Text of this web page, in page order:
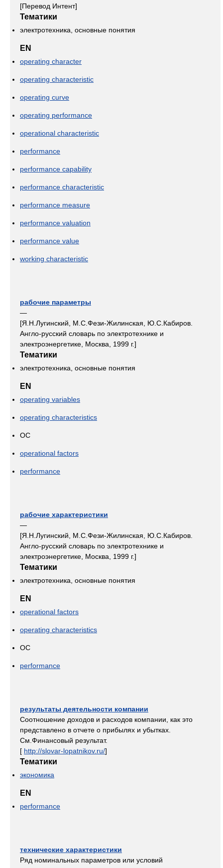
[Перевод Интент]
Тематики
электротехника, основные понятия
EN
operating character
operating characteristic
operating curve
operating performance
operational characteristic
performance
performance capability
performance characteristic
performance measure
performance valuation
performance value
working characteristic
рабочие параметры
—
[Я.Н.Лугинский, М.С.Фези-Жилинская, Ю.С.Кабиров.
Англо-русский словарь по электротехнике и
электроэнергетике, Москва, 1999 г.]
Тематики
электротехника, основные понятия
EN
operating variables
operating characteristics
OC
operational factors
performance
рабочие характеристики
—
[Я.Н.Лугинский, М.С.Фези-Жилинская, Ю.С.Кабиров.
Англо-русский словарь по электротехнике и
электроэнергетике, Москва, 1999 г.]
Тематики
электротехника, основные понятия
EN
operational factors
operating characteristics
OC
performance
результаты деятельности компании
Соотношение доходов и расходов компании, как это
представлено в отчете о прибылях и убытках.
См.Финансовый результат.
[ http://slovar-lopatnikov.ru/]
Тематики
экономика
EN
performance
технические характеристики
Ряд номинальных параметров или условий